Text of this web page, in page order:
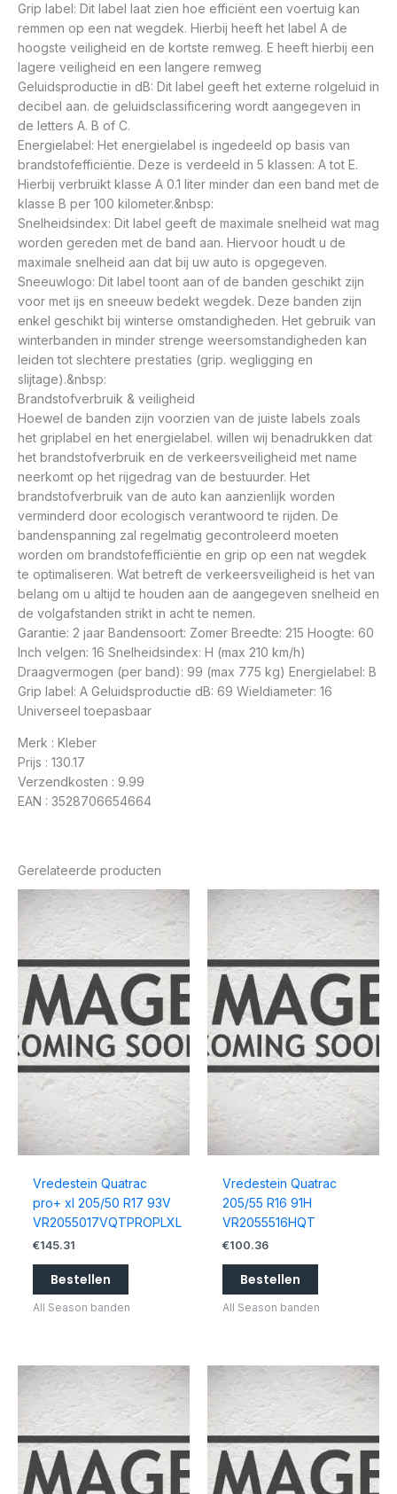
Grip label: Dit label laat zien hoe efficiënt een voertuig kan
remmen op een nat wegdek. Hierbij heeft het label A de
hoogste veiligheid en de kortste remweg. E heeft hierbij een
lagere veiligheid en een langere remweg
Geluidsproductie in dB: Dit label geeft het externe rolgeluid in
decibel aan. de geluidsclassificering wordt aangegeven in
de letters A. B of C.
Energielabel: Het energielabel is ingedeeld op basis van
brandstofefficiëntie. Deze is verdeeld in 5 klassen: A tot E.
Hierbij verbruikt klasse A 0.1 liter minder dan een band met de
klasse B per 100 kilometer.&nbsp:
Snelheidsindex: Dit label geeft de maximale snelheid wat mag
worden gereden met de band aan. Hiervoor houdt u de
maximale snelheid aan dat bij uw auto is opgegeven.
Sneeuwlogo: Dit label toont aan of de banden geschikt zijn
voor met ijs en sneeuw bedekt wegdek. Deze banden zijn
enkel geschikt bij winterse omstandigheden. Het gebruik van
winterbanden in minder strenge weersomstandigheden kan
leiden tot slechtere prestaties (grip. wegligging en
slijtage).&nbsp:
Brandstofverbruik & veiligheid
Hoewel de banden zijn voorzien van de juiste labels zoals
het griplabel en het energielabel. willen wij benadrukken dat
het brandstofverbruik en de verkeersveiligheid met name
neerkomt op het rijgedrag van de bestuurder. Het
brandstofverbruik van de auto kan aanzienlijk worden
verminderd door ecologisch verantwoord te rijden. De
bandenspanning zal regelmatig gecontroleerd moeten
worden om brandstofefficiëntie en grip op een nat wegdek
te optimaliseren. Wat betreft de verkeersveiligheid is het van
belang om u altijd te houden aan de aangegeven snelheid en
de volgafstanden strikt in acht te nemen.
Garantie: 2 jaar Bandensoort: Zomer Breedte: 215 Hoogte: 60
Inch velgen: 16 Snelheidsindex: H (max 210 km/h)
Draagvermogen (per band): 99 (max 775 kg) Energielabel: B
Grip label: A Geluidsproductie dB: 69 Wieldiameter: 16
Universeel toepasbaar
Merk : Kleber
Prijs : 130.17
Verzendkosten : 9.99
EAN : 3528706654664
Gerelateerde producten
Vredestein Quatrac
pro+ xl 205/50 R17 93V
VR2055017VQTPROPLXL
€145.31
Bestellen
All Season banden
Vredestein Quatrac
205/55 R16 91H
VR2055516HQT
€100.36
Bestellen
All Season banden